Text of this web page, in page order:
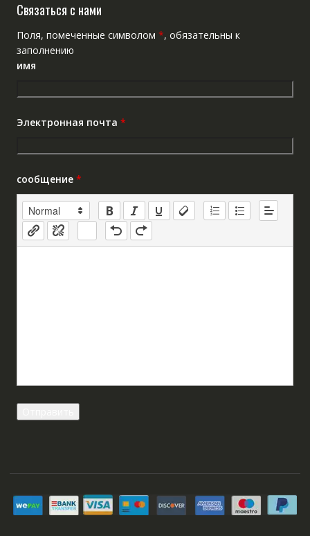
Связаться с нами
Поля, помеченные символом *, обязательны к
заполнению
имя
Электронная почта *
сообщение *